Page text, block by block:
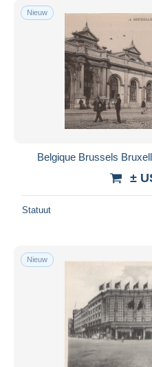
Nieuw
Belgique Brussels
±
Statuut
Nieuw